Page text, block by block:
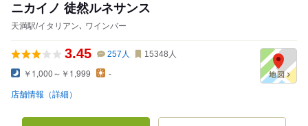
ニカイノ 徒然ルネサンス
天満駅/イタリアン､ ワインバー
3.45 257 人 15348 人
￥1,000～￥1,999 -
店舗情報（詳細）